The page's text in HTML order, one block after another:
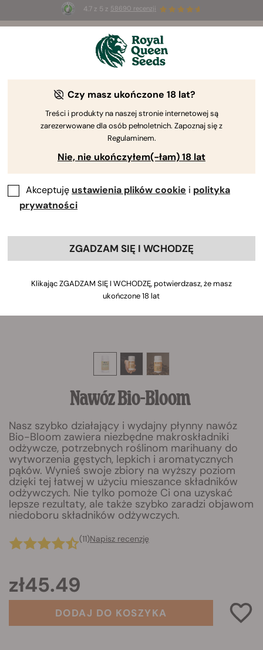
4.7 z 5 z 58690 recenzji
3 nasiona White Widow Auto
Nawóz Bio-Bloom
Nasz szybko działający i wydajny płynny nawóz
Bio-Bloom zawiera niezbędne makroskładniki
odżywcze, potrzebnych roślinom marihuany do
wytworzenia gęstych, lepkich i aromatycznych
pąków. Wynieś swoje zbiory na wyższy poziom
dzięki tej łatwej w użyciu mieszance składników
odżywczych. Nie tylko pomoże Ci ona uzyskać
lepsze rezultaty, ale także szybko zaradzi objawom
niedoboru składników odżywczych.
(11)Napisz recenzję
zł45.49
DODAJ DO KOSZYKA
Czy masz ukończone 18 lat?
Treści i produkty na naszej stronie internetowej są
zarezerwowane dla osób pełnoletnich. Zapoznaj się z
Regulaminem.
Nie, nie ukończyłem(-łam) 18 lat
Akceptuję ustawienia plików cookie i polityka
prywatności
ZGADZAM SIĘ I WCHODZĘ
Klikając ZGADZAM SIĘ I WCHODZĘ, potwierdzasz, że masz
ukończone 18 lat